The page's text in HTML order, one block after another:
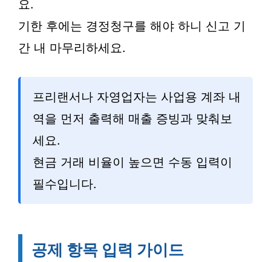
요.
기한 후에는 경정청구를 해야 하니 신고 기
간 내 마무리하세요.
프리랜서나 자영업자는 사업용 계좌 내
역을 먼저 출력해 매출 증빙과 맞춰보
세요.
현금 거래 비율이 높으면 수동 입력이
필수입니다.
공제 항목 입력 가이드